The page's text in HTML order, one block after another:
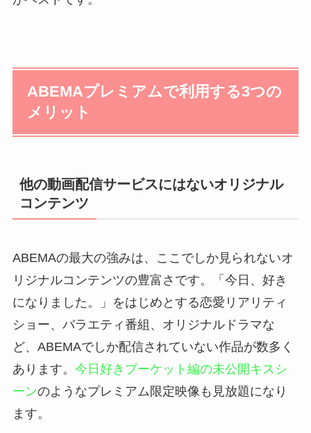
ABEMAプレミアムで利用する3つの
メリット
他の動画配信サービスにはないオリジナル
コンテンツ
ABEMAの最大の強みは、ここでしか見られないオ
リジナルコンテンツの豊富さです。「今日、好き
になりました。」をはじめとする恋愛リアリティ
ショー、バラエティ番組、オリジナルドラマな
ど、ABEMAでしか配信されていない作品が数多く
あります。 今日好きプーケット編の未公開キスシ
ーンのようなプレミアム限定映像も見放題になり
ます。